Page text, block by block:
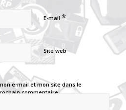
E-mail *
Site web
e-mail et mon site dans le
commentaire.